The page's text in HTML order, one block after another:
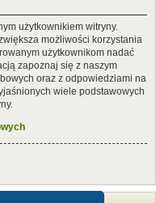
użytkownikiem witryny.
możliwości korzystania
użytkownikom nadać
zapoznaj się z naszym
oraz z odpowiedziami na
wiele podstawowych